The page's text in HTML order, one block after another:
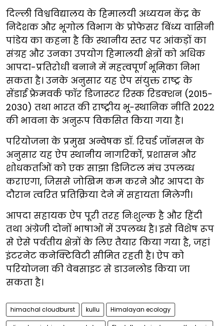
दिल्ली विश्वविद्यालय के हिमालयी अध्ययन केंद्र के
निदेशक और भूगोल विभाग के प्रोफेसर बिंध्य वासिनी
पांडेय का कहना है कि स्थानीय स्तर पर आंकड़ों का
संग्रह और उनका उपयोग हिमालयी क्षेत्रों को अधिक
आपदा-प्रतिरोधी बनाने में महत्वपूर्ण भूमिका निभा
सकता है। उनके अनुसार यह ऐप संयुक्त राष्ट्र के
सेंडाई फ्रेमवर्क फॉर डिजास्टर रिस्क रिडक्शन (2015-
2030) तथा भारत की राष्ट्रीय भू-स्थानिक नीति 2022
की भावना के अनुरूप विकसित किया गया है।
परियोजना के प्रमुख अन्वेषक डॉ. रिचर्ड जॉनसन के
अनुसार यह ऐप स्थानीय नागरिकों, प्रशासन और
शोधकर्ताओं को एक साझा डिजिटल मंच उपलब्ध
कराएगा, जिससे जोखिम कम करने और आपदा के
दौरान त्वरित प्रतिक्रिया देने में सहायता मिलेगी।
आपदा सहायक ऐप पूरी तरह निःशुल्क है और हिंदी
तथा अंग्रेजी दोनों भाषाओं में उपलब्ध है। इसे विशेष रूप
से ऐसे पर्वतीय क्षेत्रों के लिए तैयार किया गया है, जहां
इंटरनेट कनेक्टिविटी सीमित रहती है। ऐप को
परियोजना की वेबसाइट से डाउनलोड किया जा
सकता है।
himachal cloudburst kullu Himalayan ecology